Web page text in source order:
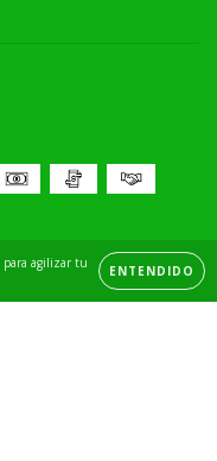
para agilizar tu
ENTENDIDO